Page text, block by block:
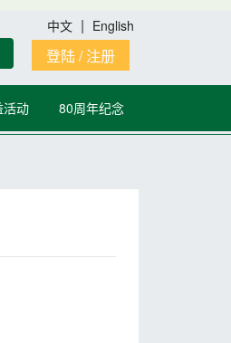
中文 | English
登陆 / 注册
活动 80周年纪念